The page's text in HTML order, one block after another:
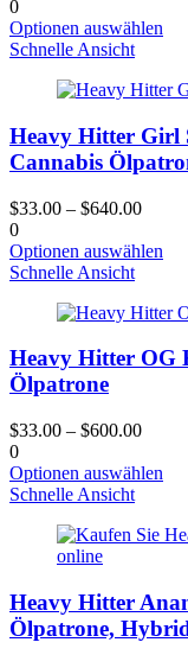
0
Optionen auswählen
Die
Schnelle Ansicht
Heavy Hitter Girl
Cannabis
$33.00 – $640.00
0
Optionen auswählen
Die
Schnelle Ansicht
Heavy Hitter OG
Ölpatrone
$33.00 – $600.00
0
Optionen auswählen
auf
Schnelle Ansicht
Heavy Hitter
Ölpatrone,